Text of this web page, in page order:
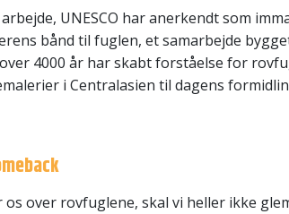
UNESCO har anerkendt som
bånd til fuglen, et samarbejde
4000 år har skabt forståelse for
i Centralasien til dagens
over rovfuglene, skal vi heller ikke